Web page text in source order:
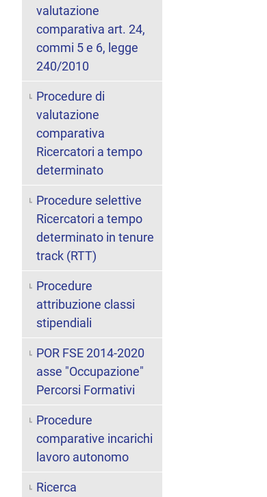
valutazione
comparativa art. 24,
commi 5 e 6, legge
240/2010
Procedure di
valutazione
comparativa
Ricercatori a tempo
determinato
Procedure selettive
Ricercatori a tempo
determinato in tenure
track (RTT)
Procedure
attribuzione classi
stipendiali
POR FSE 2014-2020
asse "Occupazione"
Percorsi Formativi
Procedure
comparative incarichi
lavoro autonomo
Ricerca